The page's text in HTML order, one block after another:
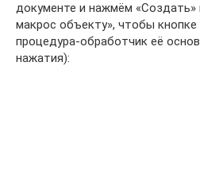
документе и нажмём «Создать»
макрос объекту», чтобы кнопке
процедура-обработчик её
нажатия):